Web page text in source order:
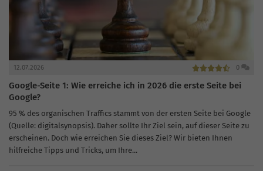
12.07.2026 0
Google-Seite 1: Wie erreiche ich in 2026 die erste Seite bei
Google?
95 % des organischen Traffics stammt von der ersten Seite bei Google
(Quelle: digitalsynopsis). Daher sollte Ihr Ziel sein, auf dieser Seite zu
erscheinen. Doch wie erreichen Sie dieses Ziel? Wir bieten Ihnen
hilfreiche Tipps und Tricks, um Ihre...